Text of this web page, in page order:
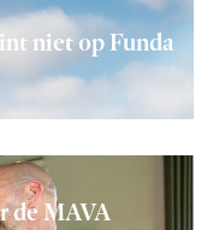
niet op Funda
de MAVA